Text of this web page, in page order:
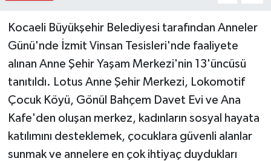
Kocaeli Büyükşehir Belediyesi tarafından Anneler
Günü'nde İzmit Vinsan Tesisleri'nde faaliyete
alınan Anne Şehir Yaşam Merkezi'nin 13'üncüsü
tanıtıldı. Lotus Anne Şehir Merkezi, Lokomotif
Çocuk Köyü, Gönül Bahçem Davet Evi ve Ana
Kafe'den oluşan merkez, kadınların sosyal hayata
katılımını desteklemek, çocuklara güvenli alanlar
sunmak ve annelere en çok ihtiyaç duydukları